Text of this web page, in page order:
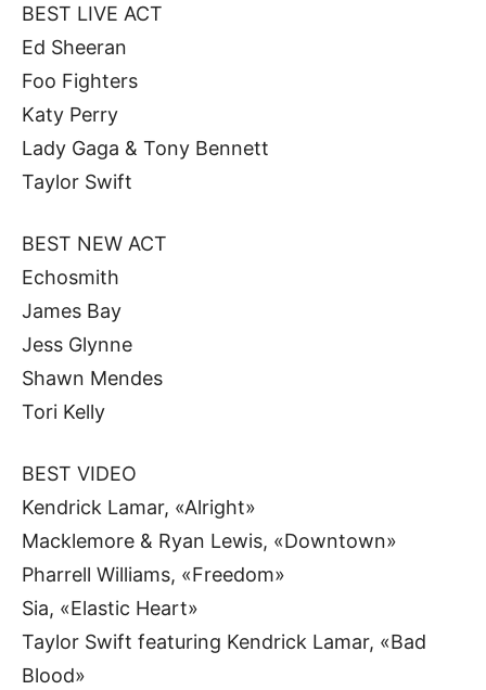
BEST LIVE ACT
Ed Sheeran
Foo Fighters
Katy Perry
Lady Gaga & Tony Bennett
Taylor Swift
BEST NEW ACT
Echosmith
James Bay
Jess Glynne
Shawn Mendes
Tori Kelly
BEST VIDEO
Kendrick Lamar, «Alright»
Macklemore & Ryan Lewis, «Downtown»
Pharrell Williams, «Freedom»
Sia, «Elastic Heart»
Taylor Swift featuring Kendrick Lamar, «Bad
Blood»